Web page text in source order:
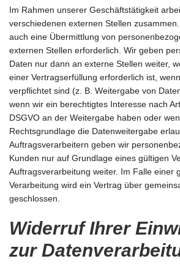
Im Rahmen unserer Geschäftstätigkeit
verschiedenen externen Stellen
auch eine Übermittlung von
externen Stellen erforderlich. Wir geben
Daten nur dann an externe Stellen weiter,
einer Vertragserfüllung erforderlich ist,
verpflichtet sind (z. B. Weitergabe von
wenn wir ein berechtigtes Interesse nach
DSGVO an der Weitergabe haben oder
Rechtsgrundlage die Datenweitergabe
Auftragsverarbeitern geben wir
Kunden nur auf Grundlage eines gültigen
Auftragsverarbeitung weiter. Im Falle einer
Verarbeitung wird ein Vertrag über
geschlossen.
Widerruf Ihrer
zur